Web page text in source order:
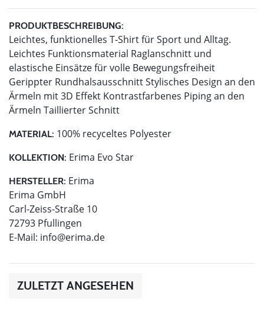
PRODUKTBESCHREIBUNG:
Leichtes, funktionelles T-Shirt für Sport und Alltag.
Leichtes Funktionsmaterial Raglanschnitt und
elastische Einsätze für volle Bewegungsfreiheit
Gerippter Rundhalsausschnitt Stylisches Design an den
Ärmeln mit 3D Effekt Kontrastfarbenes Piping an den
Ärmeln Taillierter Schnitt
MATERIAL: 100% recyceltes Polyester
KOLLEKTION: Erima Evo Star
HERSTELLER: Erima
Erima GmbH
Carl-Zeiss-Straße 10
72793 Pfullingen
E-Mail: info@erima.de
ZULETZT ANGESEHEN